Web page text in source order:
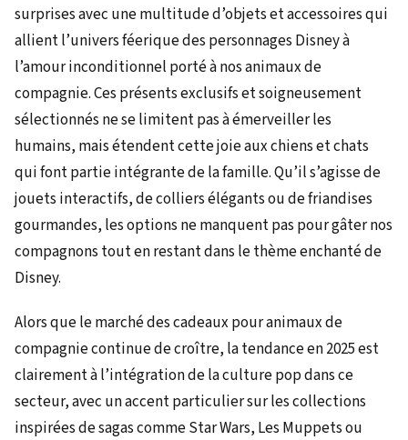
surprises avec une multitude d’objets et accessoires qui
allient l’univers féerique des personnages Disney à
l’amour inconditionnel porté à nos animaux de
compagnie. Ces présents exclusifs et soigneusement
sélectionnés ne se limitent pas à émerveiller les
humains, mais étendent cette joie aux chiens et chats
qui font partie intégrante de la famille. Qu’il s’agisse de
jouets interactifs, de colliers élégants ou de friandises
gourmandes, les options ne manquent pas pour gâter nos
compagnons tout en restant dans le thème enchanté de
Disney.
Alors que le marché des cadeaux pour animaux de
compagnie continue de croître, la tendance en 2025 est
clairement à l’intégration de la culture pop dans ce
secteur, avec un accent particulier sur les collections
inspirées de sagas comme Star Wars, Les Muppets ou